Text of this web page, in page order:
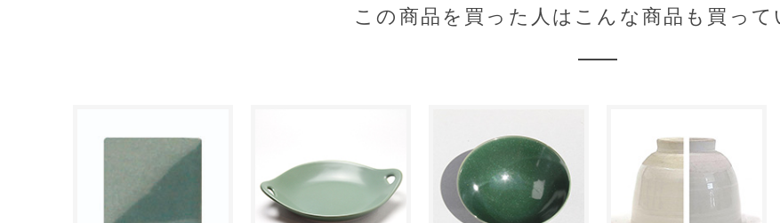
この商品を買った人はこんな商品も買って